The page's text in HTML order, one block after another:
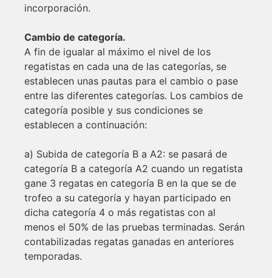
incorporación.
Cambio de categoría.
A fin de igualar al máximo el nivel de los
regatistas en cada una de las categorías, se
establecen unas pautas para el cambio o pase
entre las diferentes categorías. Los cambios de
categoría posible y sus condiciones se
establecen a continuación:
a) Subida de categoría B a A2: se pasará de
categoría B a categoría A2 cuando un regatista
gane 3 regatas en categoría B en la que se de
trofeo a su categoría y hayan participado en
dicha categoría 4 o más regatistas con al
menos el 50% de las pruebas terminadas. Serán
contabilizadas regatas ganadas en anteriores
temporadas.